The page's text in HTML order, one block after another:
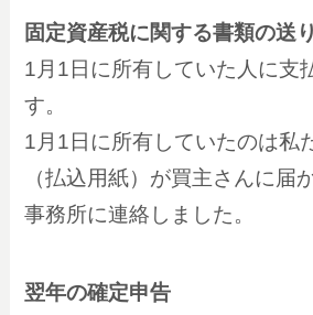
固定資産税に関する書類の送
1月1日に所有していた人に支
す。
1月1日に所有していたのは私
（払込用紙）が買主さんに届
事務所に連絡しました。
翌年の確定申告